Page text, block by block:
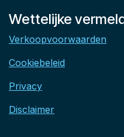
Wettelijke
Verkoopvoorwaarden
Cookiebeleid
Privacy
Disclaimer